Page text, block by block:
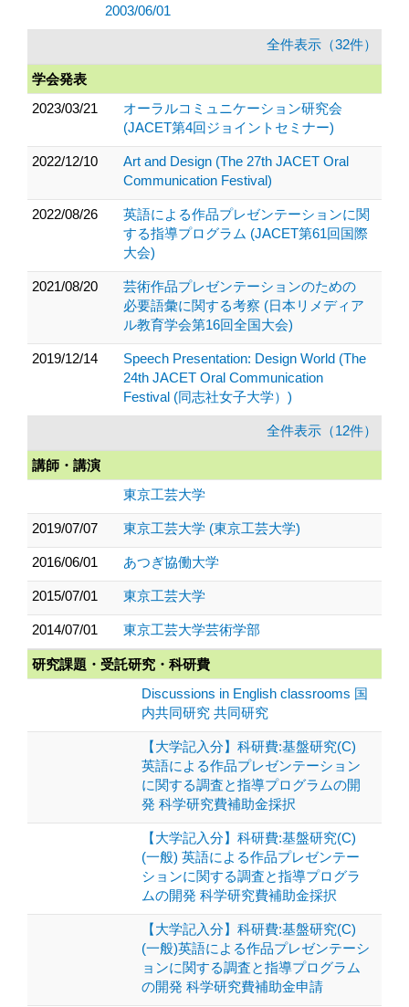
2003/06/01
全件表示（32件）
学会発表
2023/03/21
オーラルコミュニケーション研究会
(JACET第4回ジョイントセミナー)
2022/12/10
Art and Design (The 27th JACET Oral
Communication Festival)
2022/08/26
英語による作品プレゼンテーションに関
する指導プログラム (JACET第61回国際
大会)
2021/08/20
芸術作品プレゼンテーションのための
必要語彙に関する考察 (日本リメディア
ル教育学会第16回全国大会)
2019/12/14
Speech Presentation: Design World (The
24th JACET Oral Communication
Festival (同志社女子大学）)
全件表示（12件）
講師・講演
東京工芸大学
2019/07/07 東京工芸大学 (東京工芸大学)
2016/06/01 あつぎ協働大学
2015/07/01 東京工芸大学
2014/07/01 東京工芸大学芸術学部
研究課題・受託研究・科研費
Discussions in English classrooms 国
内共同研究 共同研究
【大学記入分】科研費:基盤研究(C)
英語による作品プレゼンテーション
に関する調査と指導プログラムの開
発 科学研究費補助金採択
【大学記入分】科研費:基盤研究(C)
(一般) 英語による作品プレゼンテー
ションに関する調査と指導プログラ
ムの開発 科学研究費補助金採択
【大学記入分】科研費:基盤研究(C)
(一般)英語による作品プレゼンテーシ
ョンに関する調査と指導プログラム
の開発 科学研究費補助金申請